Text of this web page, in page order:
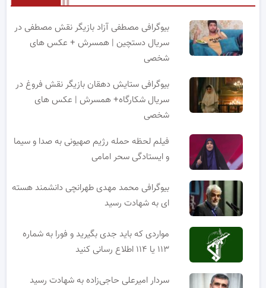
بیوگرافی مصطفی آزاد بازیگر نقش مصطفی در
سریال دستچین | همسرش + عکس های
شخصی
بیوگرافی ستایش دهقان بازیگر نقش فروغ در
سریال شکارگاه+ همسرش | عکس های
شخصی
فیلم لحظه حمله رژیم صهیونی به صدا و سیما
و ایستادگی سحر امامی
بیوگرافی محمد مهدی طهرانچی دانشمند هسته
ای به شهادت رسید
مواردی که باید جدی بگیرید و فورا به شماره
۱۱۳ یا ۱۱۴ اطلاع رسانی کنید
سردار امیرعلی حاجی‌زاده به شهادت رسید